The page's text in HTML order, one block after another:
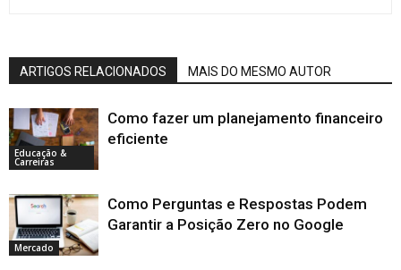
ARTIGOS RELACIONADOS MAIS DO MESMO AUTOR
Educação &
Carreiras
Como fazer um planejamento financeiro
eficiente
Mercado
Como Perguntas e Respostas Podem
Garantir a Posição Zero no Google